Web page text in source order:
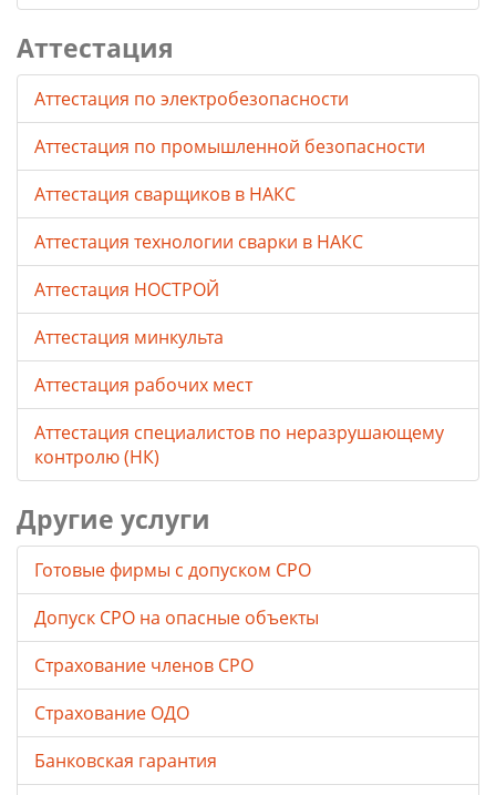
Аттестация
Аттестация по электробезопасности
Аттестация по промышленной безопасности
Аттестация сварщиков в НАКС
Аттестация технологии сварки в НАКС
Аттестация НОСТРОЙ
Аттестация минкульта
Аттестация рабочих мест
Аттестация специалистов по неразрушающему
контролю (НК)
Другие услуги
Готовые фирмы с допуском СРО
Допуск СРО на опасные объекты
Страхование членов СРО
Страхование ОДО
Банковская гарантия